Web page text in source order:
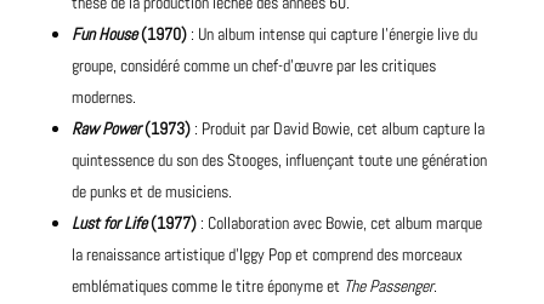
Fun House(1970): Un album intense qui capture l’énergie live du
groupe, considéré comme un chef-d’œuvre par les critiques
modernes.
Raw Power(1973): Produit par David Bowie, cet album capture la
quintessence du son des Stooges, influençant toute une génération
de punks et de musiciens.
Lust for Life(1977): Collaboration avec Bowie, cet album marque
la renaissance artistique d’Iggy Pop et comprend des morceaux
emblématiques comme le titre éponyme et The Passenger.